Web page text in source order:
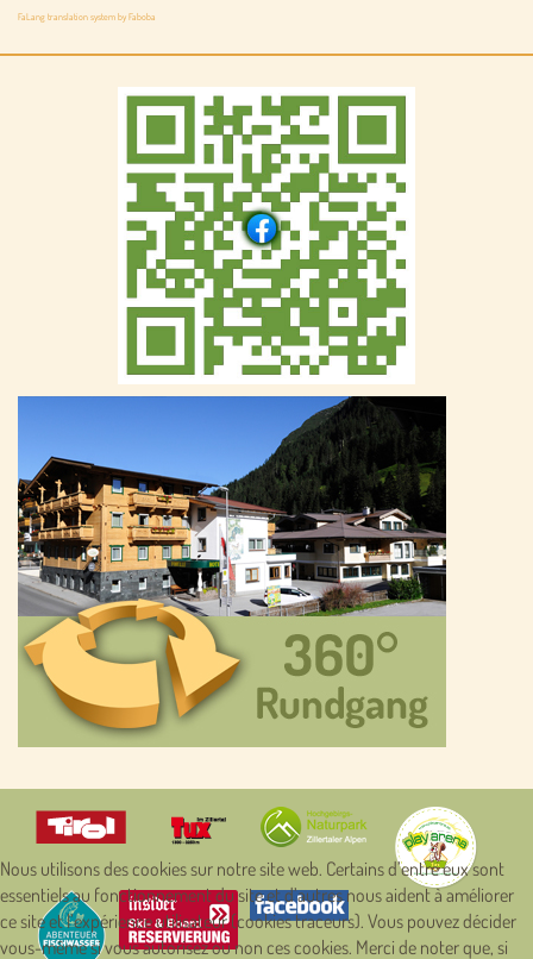
FaLang translation system by Faboba
Nous utilisons des cookies sur notre site web. Certains d’entre eux sont
essentiels au fonctionnement du site et d’autres nous aident à améliorer
ce site et l’expérience utilisateur (cookies traceurs). Vous pouvez décider
vous-même si vous autorisez ou non ces cookies. Merci de noter que, si